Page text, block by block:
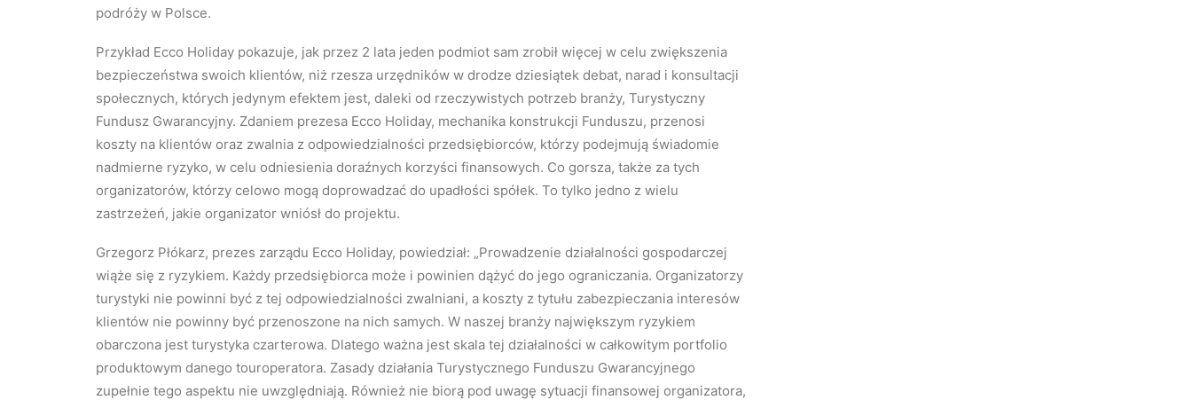
podróży w Polsce.
Przykład Ecco Holiday pokazuje, jak przez 2 lata jeden podmiot sam zrobił więcej w celu zwiększenia
bezpieczeństwa swoich klientów, niż rzesza urzędników w drodze dziesiątek debat, narad i konsultacji
społecznych, których jedynym efektem jest, daleki od rzeczywistych potrzeb branży, Turystyczny
Fundusz Gwarancyjny. Zdaniem prezesa Ecco Holiday, mechanika konstrukcji Funduszu, przenosi
koszty na klientów oraz zwalnia z odpowiedzialności przedsiębiorców, którzy podejmują świadomie
nadmierne ryzyko, w celu odniesienia doraźnych korzyści finansowych. Co gorsza, także za tych
organizatorów, którzy celowo mogą doprowadzać do upadłości spółek. To tylko jedno z wielu
zastrzeżeń, jakie organizator wniósł do projektu.
Grzegorz Płókarz, prezes zarządu Ecco Holiday, powiedział: „Prowadzenie działalności gospodarczej
wiąże się z ryzykiem. Każdy przedsiębiorca może i powinien dążyć do jego ograniczania. Organizatorzy
turystyki nie powinni być z tej odpowiedzialności zwalniani, a koszty z tytułu zabezpieczania interesów
klientów nie powinny być przenoszone na nich samych. W naszej branży największym ryzykiem
obarczona jest turystyka czarterowa. Dlatego ważna jest skala tej działalności w całkowitym portfolio
produktowym danego touroperatora. Zasady działania Turystycznego Funduszu Gwarancyjnego
zupełnie tego aspektu nie uwzględniają. Również nie biorą pod uwagę sytuacji finansowej organizatora,